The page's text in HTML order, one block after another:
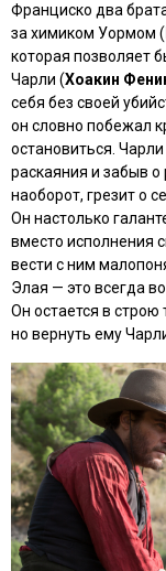
Франциско два
за химиком Уормом (
которая позволяет
Чарли (Хоакин
себя без своей
он словно побежал
остановиться.
раскаяния и забыв
наоборот, грезит о
Он настолько
вместо исполнения
вести с ним
Элая — это всегда
Он остается в
но вернуть ему